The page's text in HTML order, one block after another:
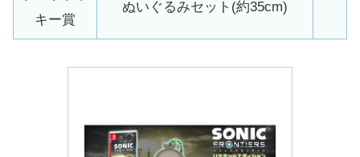
キー賞
ぬいぐるみセット(約35cm)